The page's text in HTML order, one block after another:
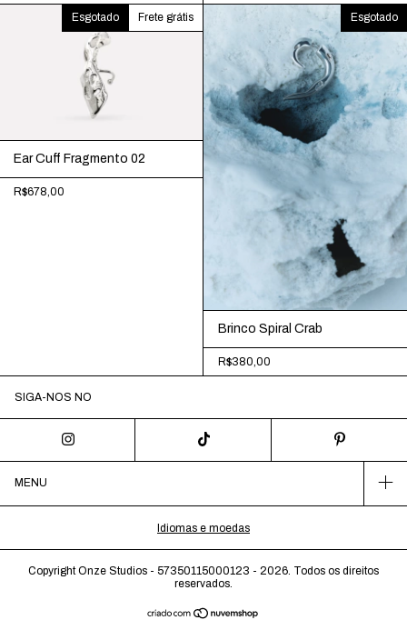
Esgotado Frete grátis
Ear Cuff Fragmento 02
R$678,00
Esgotado
Brinco Spiral Crab
R$380,00
SIGA-NOS NO
MENU
Idiomas e moedas
Copyright Onze Studios - 57350115000123 - 2026. Todos os direitos
reservados.